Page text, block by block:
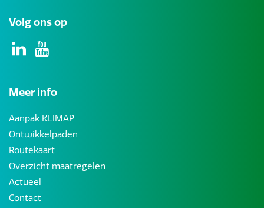
Volg ons op
Meer info
Aanpak KLIMAP
Ontwikkelpaden
Routekaart
Overzicht maatregelen
Actueel
Contact